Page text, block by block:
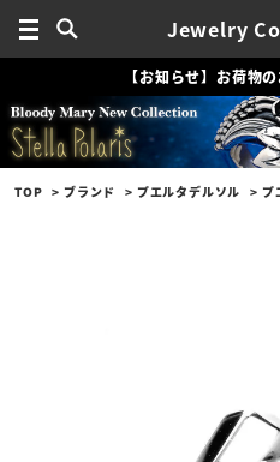
Jewelry
【お知らせ】お荷物
TOP ブランド プエルタデルソル プ